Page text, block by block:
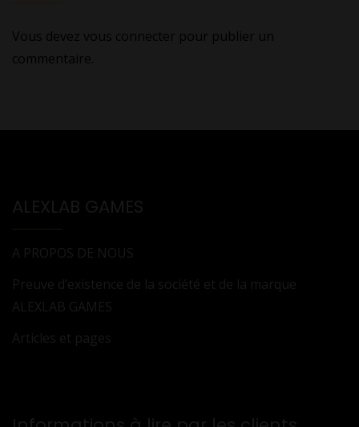
Vous devez vous connecter pour publier un
commentaire.